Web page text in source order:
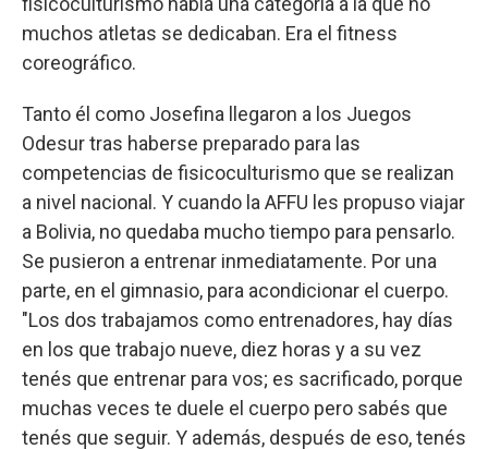
muchos atletas se dedicaban. Era el fitness
coreográfico.
Tanto él como Josefina llegaron a los Juegos
Odesur tras haberse preparado para las
competencias de fisicoculturismo que se realizan
a nivel nacional. Y cuando la AFFU les propuso viajar
a Bolivia, no quedaba mucho tiempo para pensarlo.
Se pusieron a entrenar inmediatamente. Por una
parte, en el gimnasio, para acondicionar el cuerpo.
"Los dos trabajamos como entrenadores, hay días
en los que trabajo nueve, diez horas y a su vez
tenés que entrenar para vos; es sacrificado, porque
muchas veces te duele el cuerpo pero sabés que
tenés que seguir. Y además, después de eso, tenés